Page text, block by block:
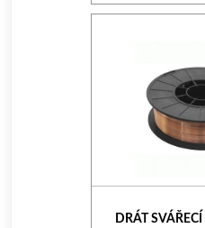
DRÁT